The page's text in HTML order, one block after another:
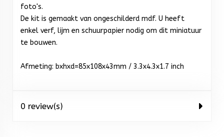
foto's.
De kit is gemaakt van ongeschilderd mdf. U heeft
enkel verf, lijm en schuurpapier nodig om dit miniatuur
te bouwen.
Afmeting: bxhxd=85x108x43mm / 3.3x4.3x1.7 inch
0 review(s)